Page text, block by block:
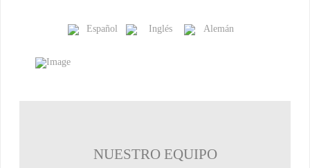
NUESTRO EQUIPO